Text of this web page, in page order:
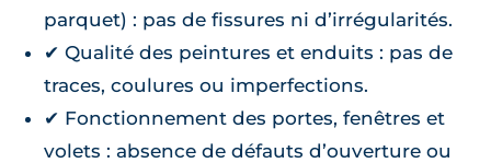
parquet) : pas de fissures ni d’irrégularités.
✔ Qualité des peintures et enduits : pas de
traces, coulures ou imperfections.
✔ Fonctionnement des portes, fenêtres et
volets : absence de défauts d’ouverture ou